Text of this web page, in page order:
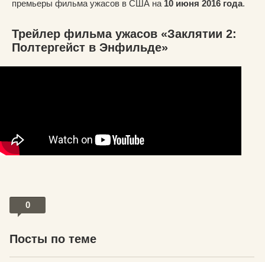
премьеры фильма ужасов в США на 10 июня 2016 года.
Трейлер фильма ужасов «Заклятии 2:
Полтергейст в Энфильде»
0
Посты по теме